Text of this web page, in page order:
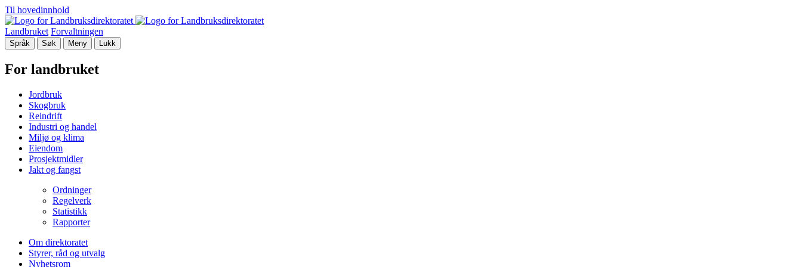
Til hovedinnhold
Landbruket Forvaltningen
Språk Søk Meny Lukk
For landbruket
Jordbruk
Skogbruk
Reindrift
Industri og handel
Miljø og klima
Eiendom
Prosjektmidler
Jakt og fangst
Ordninger
Regelverk
Statistikk
Rapporter
Om direktoratet
Styrer, råd og utvalg
Nyhetsrom